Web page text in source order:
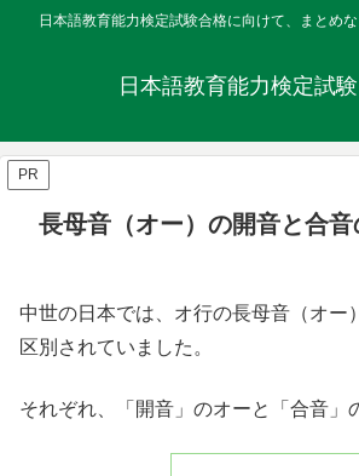
日本語教育能力検定試験合格に向けて、まとめな
日本語教育能力検定試
PR
長母音（オー）の開音と合音
中世の日本では、オ行の長母音（オー
区別されていました。
それぞれ、「開音」のオーと「合音」